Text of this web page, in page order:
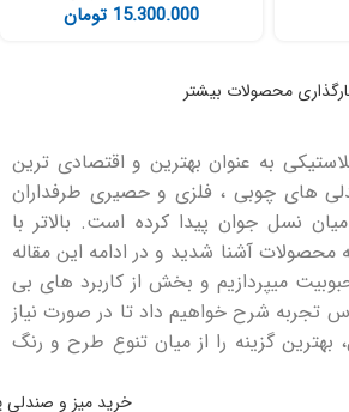
15.300.000 تومان
محصولات بیشتر
به عنوان بهترین و اقتصادی ترین
های چوبی ، فلزی و حصیری طرفداران
نسل جوان پیدا کرده است. بالاتر با
محصولات آشنا شدید و در ادامه این مقاله
میپردازیم و بخش از کاربرد های بی
تجربه شرح خواهیم داد تا در صورت نیاز
بهترین گزینه را از میان تنوع طرح و رنگ